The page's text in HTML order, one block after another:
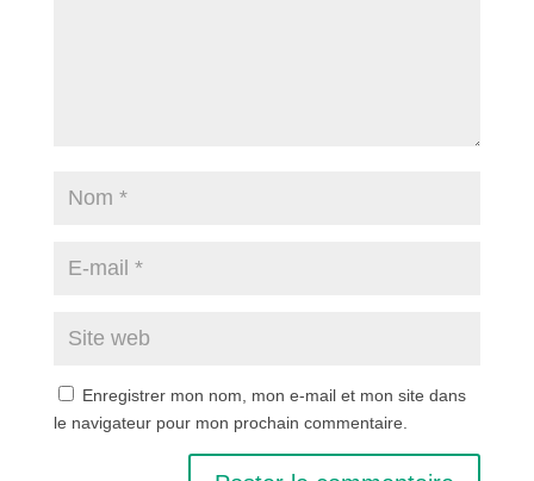
Enregistrer mon nom, mon e-mail et mon site dans
le navigateur pour mon prochain commentaire.